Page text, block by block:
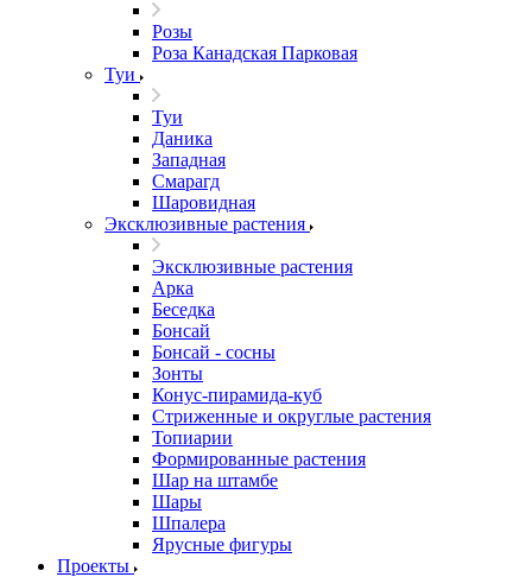
Розы
Роза Канадская Парковая
Туи
Туи
Даника
Западная
Смарагд
Шаровидная
Эксклюзивные растения
Эксклюзивные растения
Арка
Беседка
Бонсай
Бонсай - сосны
Зонты
Конус-пирамида-куб
Стриженные и округлые растения
Топиарии
Формированные растения
Шар на штамбе
Шары
Шпалера
Ярусные фигуры
Проекты